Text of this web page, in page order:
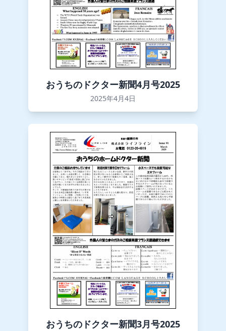
おうちのドクター新聞4月号2025
2025年4月4日
おうちのドクター新聞3月号2025